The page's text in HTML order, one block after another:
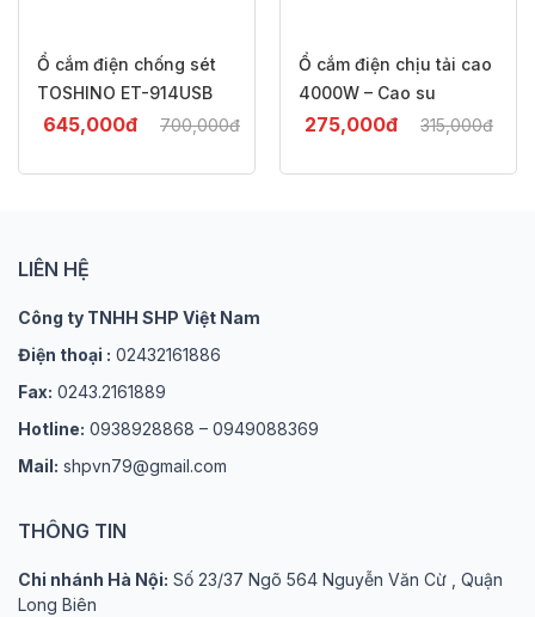
-8%
Ổ cắm điện chống sét
TOSHINO ET-914USB
645,000đ 700,000đ -13%
Ổ cắm điện chịu tải cao
4000W – Cao su
nguyên khối TRD Series
275,000đ 315,000đ
LIÊN HỆ
Công ty TNHH SHP Việt Nam
Điện thoại : 02432161886
Fax: 0243.2161889
Hotline: 0938928868 – 0949088369
Mail: shpvn79@gmail.com
THÔNG TIN
Chi nhánh Hà Nội: Số 23/37 Ngõ 564 Nguyễn Văn Cừ , Quận
Long Biên